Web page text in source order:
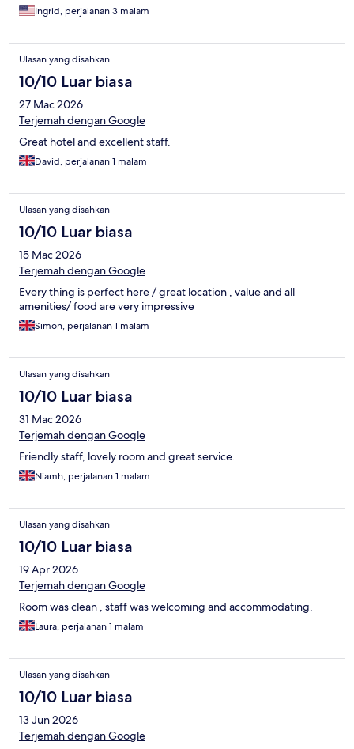
Ingrid, perjalanan 3 malam
Ulasan yang disahkan
10/10 Luar biasa
27 Mac 2026
Terjemah dengan Google
Great hotel and excellent staff.
David, perjalanan 1 malam
Ulasan yang disahkan
10/10 Luar biasa
15 Mac 2026
Terjemah dengan Google
Every thing is perfect here / great location , value and all
amenities/ food are very impressive
Simon, perjalanan 1 malam
Ulasan yang disahkan
10/10 Luar biasa
31 Mac 2026
Terjemah dengan Google
Friendly staff, lovely room and great service.
Niamh, perjalanan 1 malam
Ulasan yang disahkan
10/10 Luar biasa
19 Apr 2026
Terjemah dengan Google
Room was clean , staff was welcoming and accommodating.
Laura, perjalanan 1 malam
Ulasan yang disahkan
10/10 Luar biasa
13 Jun 2026
Terjemah dengan Google